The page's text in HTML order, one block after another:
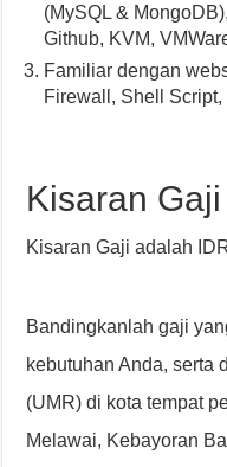
(MySQL &
Github, KVM,
Familiar dengan
Firewall, Shell
Kisaran Gaji
Kisaran Gaji adalah
Bandingkanlah gaji
kebutuhan Anda, serta
(UMR) di kota tempat
Melawai, Kebayoran